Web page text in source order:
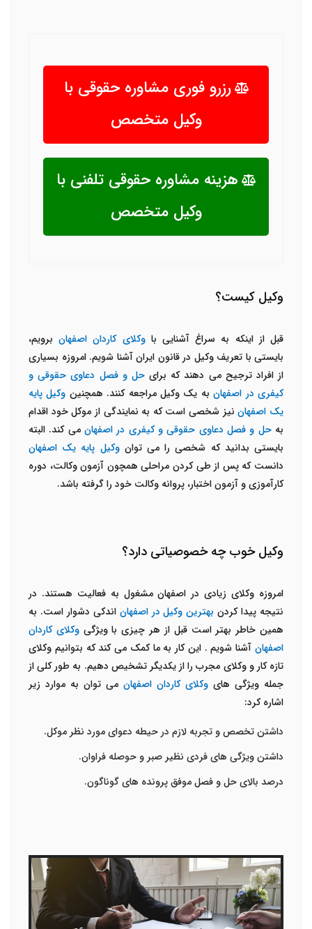
رزرو فوری مشاوره حقوقی با
وکیل متخصص
هزینه مشاوره حقوقی تلفنی با
وکیل متخصص
وکیل کیست؟
قبل از اینکه به سراغ آشنایی باوکلای کاردان اصفهانبرویم،
بایستی با تعریف وکیل در قانون ایران آشنا شویم. امروزه بسیاری
از افراد ترجیح می دهند که برایحل و فصل دعاوی حقوقی و
کیفری در اصفهانبه یک وکیل مراجعه کنند. همچنین وکیل پایه
یک اصفهاننیز شخصی است که به نمایندگی از موکل خود اقدام
بهحل و فصل دعاوی حقوقی و کیفری در اصفهان می کند. البته
بایستی بدانید که شخصی را می توانوکیل پایه یک اصفهان
دانست که پس از طی کردن مراحلی همچون آزمون وکالت، دوره
کارآموزی و آزمون اختبار، پروانه وکالت خود را گرفته باشد.
وکیل خوب چه خصوصیاتی دارد؟
امروزه وکلای زیادی در اصفهان مشغول به فعالیت هستند. در
نتیجه پیدا کردن بهترین وکیل در اصفهان اندکی دشوار است. به
همین خاطر بهتر است قبل از هر چیزی با ویژگیوکلای کاردان
اصفهان آشنا شویم . این کار به ما کمک می کند که بتوانیم وکلای
تازه کار و وکلای مجرب را از یکدیگر تشخیص دهیم. به طور کلی از
جمله ویژگی های وکلای کاردان اصفهان می توان به موارد زیر
اشاره کرد:
داشتن تخصص و تجربه لازم در حیطه دعوای مورد نظر موکل.
داشتن ویژگی های فردی نظیر صبر و حوصله فراوان.
درصد بالای حل و فصل موفق پرونده های گوناگون.